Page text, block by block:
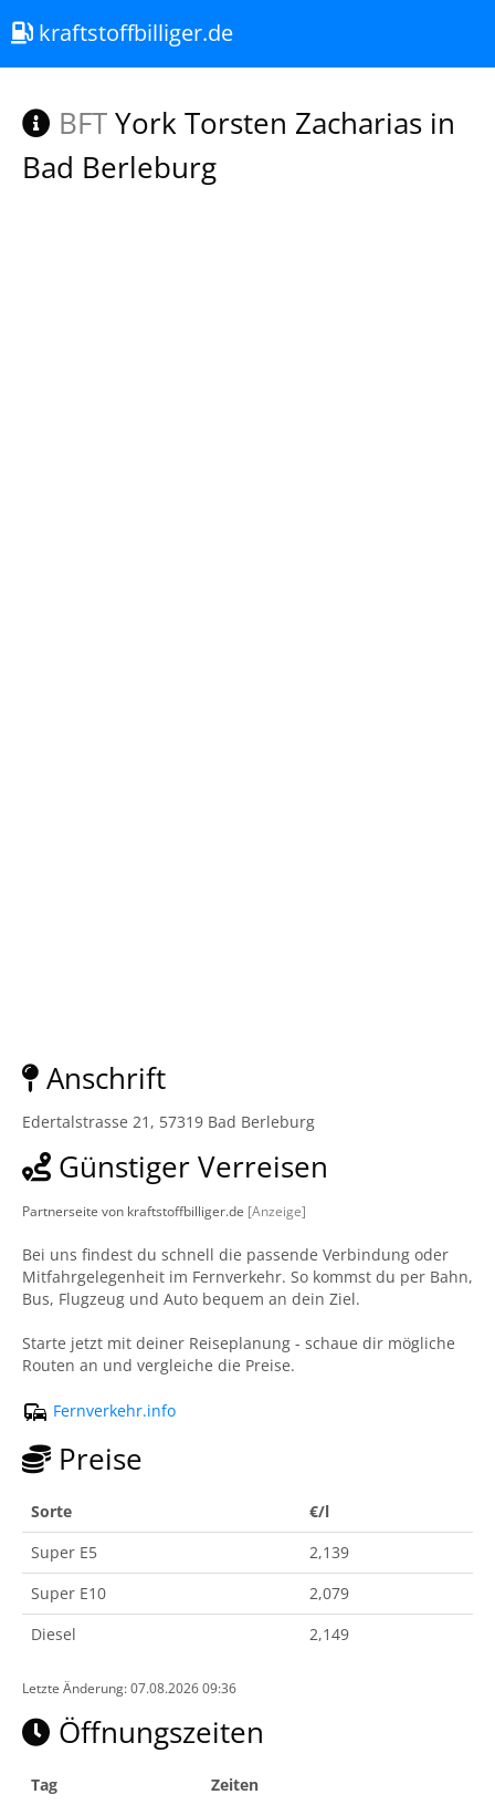
kraftstoffbilliger.de
BFTYork Torsten Zacharias in
Bad Berleburg
Anschrift
Edertalstrasse 21, 57319 Bad Berleburg
Günstiger Verreisen
Partnerseite von kraftstoffbilliger.de [Anzeige]
Bei uns findest du schnell die passende Verbindung oder
Mitfahrgelegenheit im Fernverkehr. So kommst du per Bahn,
Bus, Flugzeug und Auto bequem an dein Ziel.
Starte jetzt mit deiner Reiseplanung - schaue dir mögliche
Routen an und vergleiche die Preise.
Fernverkehr.info
Preise
Sorte
€/l
Super E5
2,139
Super E10
2,079
Diesel
2,149
Letzte Änderung: 07.08.2026 09:36
Öffnungszeiten
Tag
Zeiten